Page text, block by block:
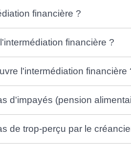
financière ?
financière ?
l'intermédiation financière
d'impayés (pension
de trop-perçu par le